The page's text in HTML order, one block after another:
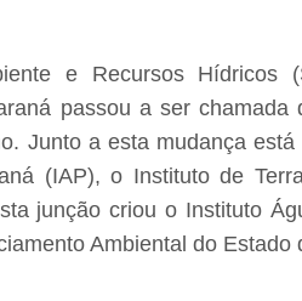
e Recursos Hídricos
passou a ser chamada
Junto a esta mudança
(IAP), o Instituto de
junção criou o Instituto
Ambiental do Estado